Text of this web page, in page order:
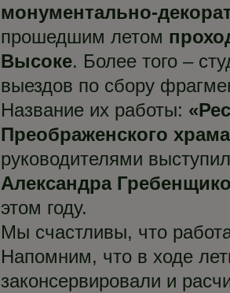
монументально-
прошедшим летом
Высоке. Более того –
выездов по сбору
Название их работы:
Преображенского
руководителями
Александра
этом году.
Мы счастливы, что
Напомним, что в ходе
законсервировали и